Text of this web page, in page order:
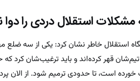
مشکلات استقلال دردی را
استقلال خاطر نشان کرد: یکی از سه ضلع
قهر کرده‌اند و باید ترغیب‌شان کرد
است، تا حدودی ترمیم شود. از الان